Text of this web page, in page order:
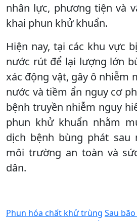
nhân lực, phương tiện và
khai phun khử khuẩn.
Hiện nay, tại các khu vực
nước rút để lại lượng lớn
xác động vật, gây ô nhiễm
nước và tiềm ẩn nguy cơ
bệnh truyền nhiễm nguy
phun khử khuẩn nhằm
dịch bệnh bùng phát sau
môi trường an toàn và
dân.
Phun hóa chất khử trùng Sau